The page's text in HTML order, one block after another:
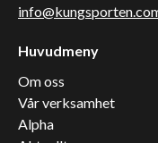
Huvudmeny
Om oss
Vår verksamhet
Alpha